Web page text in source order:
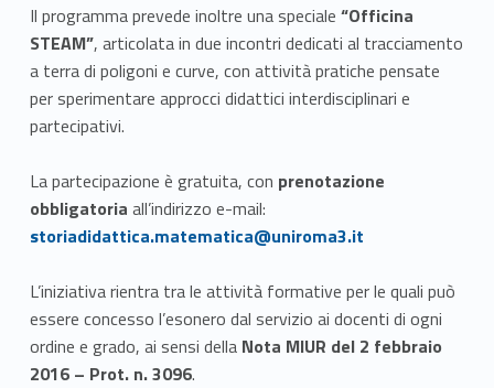
Il programma prevede inoltre una speciale “Officina
STEAM”, articolata in due incontri dedicati al tracciamento
a terra di poligoni e curve, con attività pratiche pensate
per sperimentare approcci didattici interdisciplinari e
partecipativi.
La partecipazione è gratuita, con prenotazione
obbligatoria all’indirizzo e-mail:
storiadidattica.matematica@uniroma3.it
L’iniziativa rientra tra le attività formative per le quali può
essere concesso l’esonero dal servizio ai docenti di ogni
ordine e grado, ai sensi della Nota MIUR del 2 febbraio
2016 – Prot. n. 3096.